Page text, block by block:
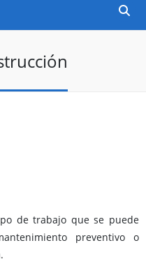
de trabajo que se puede
preventivo o